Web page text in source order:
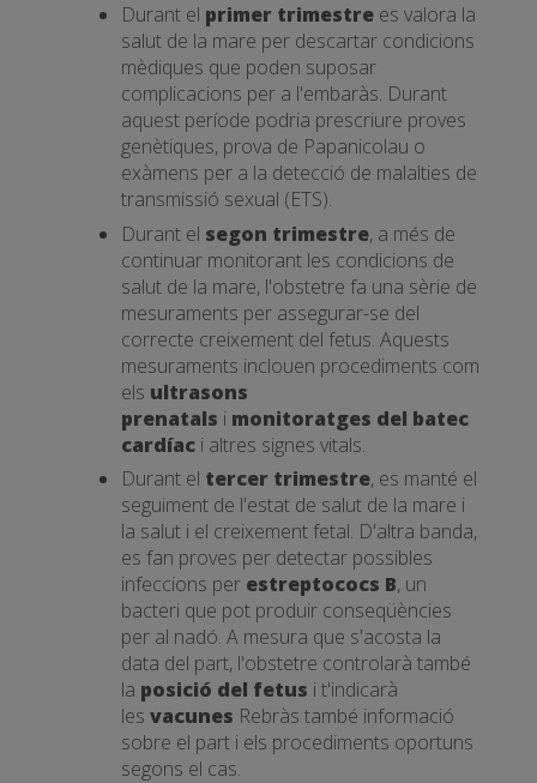
Durant el primer trimestre es valora la
salut de la mare per descartar condicions
mèdiques que poden suposar
complicacions per a l'embaràs. Durant
aquest període podria prescriure proves
genètiques, prova de Papanicolau o
exàmens per a la detecció de malalties de
transmissió sexual (ETS).
Durant el segon trimestre, a més de
continuar monitorant les condicions de
salut de la mare, l'obstetre fa una sèrie de
mesuraments per assegurar-se del
correcte creixement del fetus. Aquests
mesuraments inclouen procediments com
els ultrasons
prenatals i monitoratges del batec
cardíac i altres signes vitals.
Durant el tercer trimestre, es manté el
seguiment de l'estat de salut de la mare i
la salut i el creixement fetal. D'altra banda,
es fan proves per detectar possibles
infeccions per estreptococs B, un
bacteri que pot produir conseqüències
per al nadó. A mesura que s'acosta la
data del part, l'obstetre controlarà també
la posició del fetus i t'indicarà
les vacunes Rebràs també informació
sobre el part i els procediments oportuns
segons el cas.